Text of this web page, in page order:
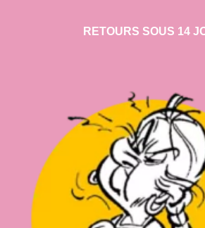
RETOURS SOUS 14